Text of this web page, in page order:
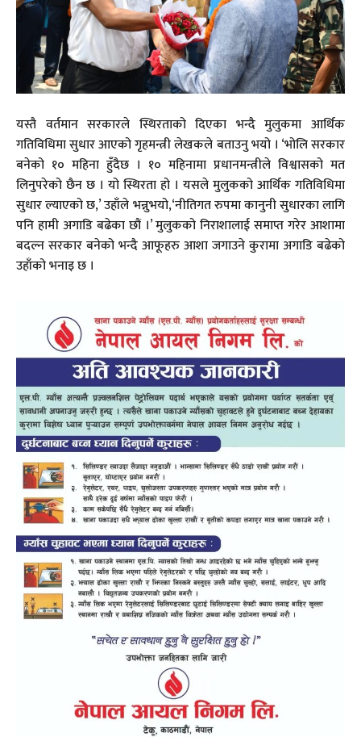
यस्तै वर्तमान सरकारले स्थिरताको दिएका भन्दै मुलुकमा आर्थिक
गतिविधिमा सुधार आएको गृहमन्त्री लेखकले बताउनु भयो । ‘भोलि सरकार
बनेको १० महिना हुँदैछ । १० महिनामा प्रधानमन्त्रीले विश्वासको मत
लिनुपरेको छैन छ । यो स्थिरता हो । यसले मुलुकको आर्थिक गतिविधिमा
सुधार ल्याएको छ,’ उहाँले भन्नुभयो,‘नीतिगत रुपमा कानुनी सुधारका लागि
पनि हामी अगाडि बढेका छौं ।’ मुलुकको निराशालाई समाप्त गरेर आशामा
बदल्न सरकार बनेको भन्दै आफूहरु आशा जगाउने कुरामा अगाडि बढेको
उहाँको भनाइ छ ।